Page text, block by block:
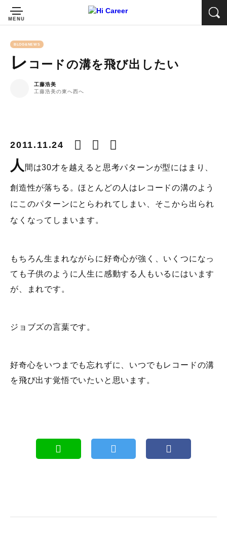
BLOG&NEWS
レ コードの溝を飛び出したい
工藤浩美
工藤浩美の東へ西へ
2011.11.24
人 間は30才を越えると思考パターンが型にはまり、
創造性が落ちる。ほとんどの人はレコードの溝のよう
にこのパターンにとらわれてしまい、そこから出られ
なくなってしまいます。
もちろん生まれながらに好奇心が強く、いくつになっ
ても子供のように人生に感動する人もいるにはいます
が、まれです。
ジョブズの言葉です。
好奇心をいつまでも忘れずに、いつでもレコードの溝
を飛び出す覚悟でいたいと思います。